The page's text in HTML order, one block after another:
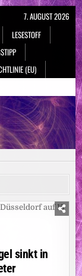
LESESTOFF
(EU)
7. AUGUST 2026
sinkt in